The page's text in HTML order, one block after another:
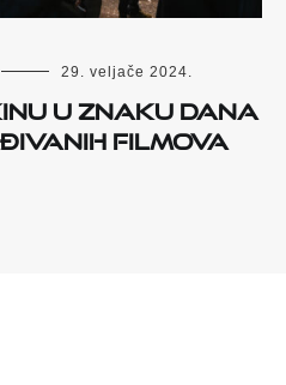
29. veljače 2024.
u znaku Dana
filmova